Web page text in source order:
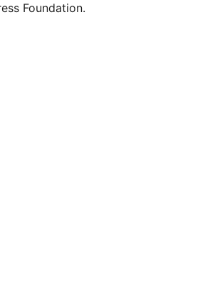
Foundation.